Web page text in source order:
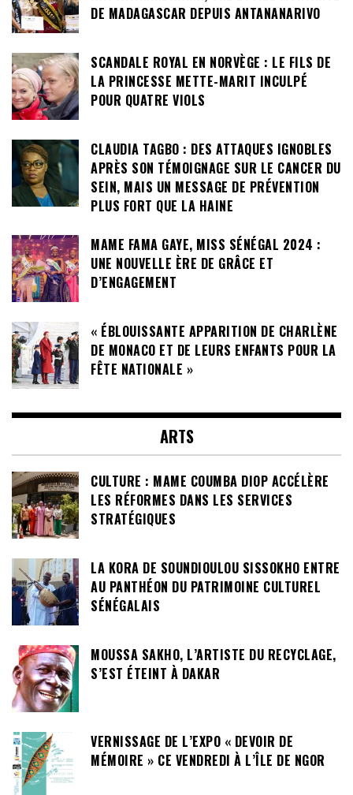
DE MADAGASCAR DEPUIS ANTANANARIVO
SCANDALE ROYAL EN NORVÈGE : LE FILS DE
LA PRINCESSE METTE-MARIT INCULPÉ
POUR QUATRE VIOLS
CLAUDIA TAGBO : DES ATTAQUES IGNOBLES
APRÈS SON TÉMOIGNAGE SUR LE CANCER DU
SEIN, MAIS UN MESSAGE DE PRÉVENTION
PLUS FORT QUE LA HAINE
MAME FAMA GAYE, MISS SÉNÉGAL 2024 :
UNE NOUVELLE ÈRE DE GRÂCE ET
D’ENGAGEMENT
« ÉBLOUISSANTE APPARITION DE CHARLÈNE
DE MONACO ET DE LEURS ENFANTS POUR LA
FÊTE NATIONALE »
ARTS
CULTURE : MAME COUMBA DIOP ACCÉLÈRE
LES RÉFORMES DANS LES SERVICES
STRATÉGIQUES
LA KORA DE SOUNDIOULOU SISSOKHO ENTRE
AU PANTHÉON DU PATRIMOINE CULTUREL
SÉNÉGALAIS
MOUSSA SAKHO, L’ARTISTE DU RECYCLAGE,
S’EST ÉTEINT À DAKAR
VERNISSAGE DE L’EXPO « DEVOIR DE
MÉMOIRE » CE VENDREDI À L’ÎLE DE NGOR